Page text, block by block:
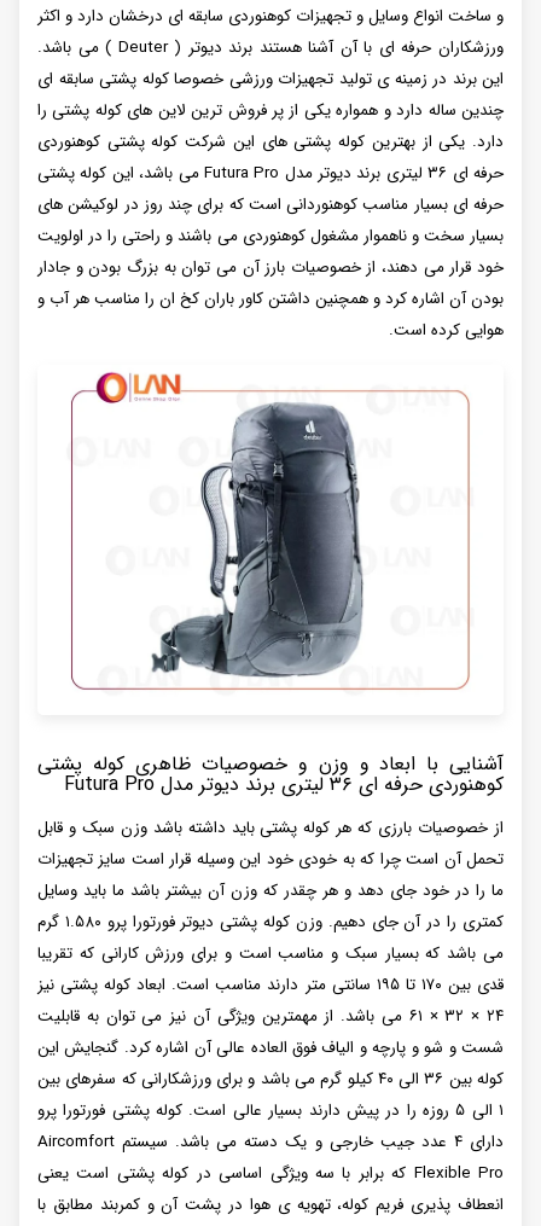
و ساخت انواع وسایل و تجهیزات کوهنوردی سابقه ای درخشان دارد و اکثر
ورزشکاران حرفه ای با آن‌ آشنا هستند برند دیوتر ( Deuter ) می باشد.
این برند در زمینه ی تولید تجهیزات ورزشی خصوصا کوله پشتی سابقه ای
چندین ساله دارد و همواره یکی‌ از پر فروش ترین لاین های کوله پشتی را
دارد. یکی از بهترین کوله پشتی های این شرکت کوله پشتی کوهنوردی
حرفه ای ۳۶ لیتری برند دیوتر مدل Futura Pro می باشد، این کوله پشتی
حرفه ای بسیار مناسب کوهنوردانی است که برای چند روز در لوکیشن های
بسیار سخت و ناهموار مشغول کوهنوردی می باشند و راحتی را در اولویت
خود قرار می دهند، از خصوصیات بارز آن می توان به بزرگ بودن و جادار
بودن آن اشاره کرد و همچنین داشتن کاور باران کخ ان را مناسب هر آب و
هوایی کرده است.
آشنایی با ابعاد و وزن و خصوصیات ظاهری کوله پشتی
کوهنوردی حرفه ای ۳۶ لیتری برند دیوتر مدل Futura Pro
از خصوصیات بارزی که هر کوله پشتی باید داشته باشد وزن سبک و قابل
تحمل آن است چرا که به خودی خود این وسیله قرار است سایز تجهیزات
ما را در خود جای دهد و هر چقدر که وزن آن بیشتر باشد ما باید وسایل
کمتری را در آن جای دهیم. وزن کوله پشتی دیوتر فورتورا پرو ۱.۵۸۰ گرم
می باشد که بسیار سبک و مناسب است و برای ورزش کارانی که تقریبا
قدی بین ۱۷۰ تا ۱۹۵ سانتی متر دارند مناسب است. ابعاد کوله پشتی نیز
۲۴ × ۳۲ × ۶۱ می باشد. از مهمترین ویژگی آن نیز می توان به قابلیت
شست و شو و پارچه و الیاف فوق العاده عالی آن اشاره‌ کرد. گنجایش این
کوله بین ۳۶ الی ۴۰ کیلو گرم می باشد و برای ورزشکارانی که سفرهای بین
۱ الی ۵ روزه را در پیش دارند بسیار عالی است. کوله پشتی فورتورا پرو
دارای ۴ عدد جیب خارجی و یک دسته می باشد. سیستم Aircomfort
Flexible Pro که برابر با سه ویژگی اساسی در کوله پشتی است یعنی
انعطاف پذیری فریم کوله، تهویه ی هوا در پشت آن و کمربند مطابق با